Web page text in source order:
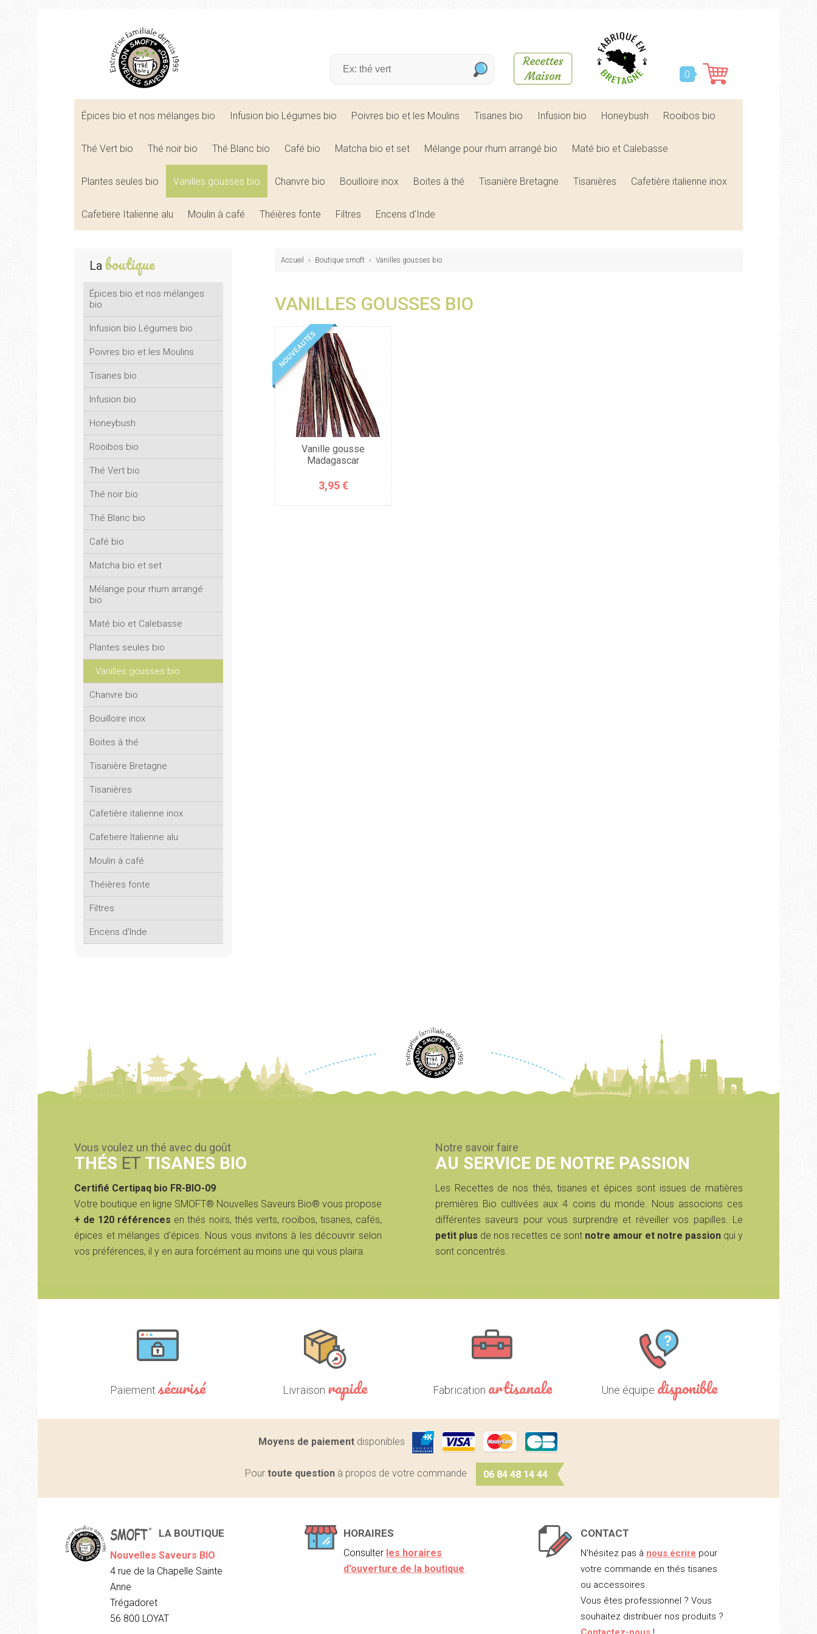
0
Épices bio et nos mélanges bio Infusion bio Légumes bio Poivres bio et les Moulins Tisanes bio Infusion bio Honeybush Rooibos bio
Thé Vert bio Thé noir bio Thé Blanc bio Café bio Matcha bio et set Mélange pour rhum arrangé bio Maté bio et Calebasse
Plantes seules bio Vanilles gousses bio Chanvre bio Bouilloire inox Boites à thé Tisanière Bretagne Tisanières Cafetière italienne inox
Cafetiere Italienne alu Moulin à café Théières fonte Filtres Encens d'Inde
Accueil › Boutique smoft › Vanilles gousses bio
VANILLES GOUSSES BIO
NOUVEAUTÉS
Vanille gousse
Madagascar
3,95 €
La boutique
Épices bio et nos mélanges
bio
Infusion bio Légumes bio
Poivres bio et les Moulins
Tisanes bio
Infusion bio
Honeybush
Rooibos bio
Thé Vert bio
Thé noir bio
Thé Blanc bio
Café bio
Matcha bio et set
Mélange pour rhum arrangé
bio
Maté bio et Calebasse
Plantes seules bio
Vanilles gousses bio
Chanvre bio
Bouilloire inox
Boites à thé
Tisanière Bretagne
Tisanières
Cafetière italienne inox
Cafetiere Italienne alu
Moulin à café
Théières fonte
Filtres
Encens d'Inde
Vous voulez un thé avec du goût
THÉS ET TISANES BIO
Certifié Certipaq bio FR-BIO-09
Votre boutique en ligne SMOFT® Nouvelles Saveurs Bio® vous propose
+ de 120 références en thés noirs, thés verts, rooïbos, tisanes, cafés,
épices et mélanges d'épices. Nous vous invitons à les découvrir selon
vos préférences, il y en aura forcément au moins une qui vous plaira.
Notre savoir faire
AU SERVICE DE NOTRE PASSION
Les Recettes de nos thés, tisanes et épices sont issues de matières
premières Bio cultivées aux 4 coins du monde. Nous associons ces
différentes saveurs pour vous surprendre et réveiller vos papilles. Le
petit plus de nos recettes ce sont notre amour et notre passion qui y
sont concentrés.
Paiementsécurisé Livraison rapide Fabrication artisanale Une équipe disponible
Moyens de paiementdisponibles
Pour toute question à propos de votre commande 06 84 48 14 44
LA BOUTIQUE
Nouvelles Saveurs BIO
4 rue de la Chapelle Sainte
Anne
Trégadoret
56 800 LOYAT
HORAIRES
Consulter les horaires
d'ouverture de la boutique
CONTACT
N'hésitez pas à nous écrire pour
votre commande en thés tisanes
ou accessoires.
Vous êtes professionnel ? Vous
souhaitez distribuer nos produits ?